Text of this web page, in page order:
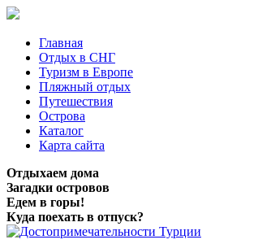
Главная
Отдых в СНГ
Туризм в Европе
Пляжный отдых
Путешествия
Острова
Каталог
Карта сайта
Отдыхаем дома
Загадки островов
Едем в горы!
Куда поехать в отпуск?